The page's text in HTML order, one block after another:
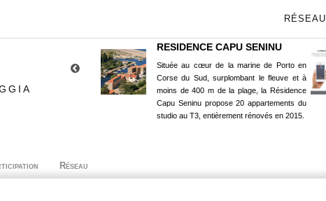
RÉSEAU
RESIDENCE CAPU SENINU
Située au cœur de la marine de Porto en
Corse du Sud, surplombant le fleuve et à
moins de 400 m de la plage, la Résidence
Capu Seninu propose 20 appartements du
studio au T3, entièrement rénovés en 2015.
Réseau